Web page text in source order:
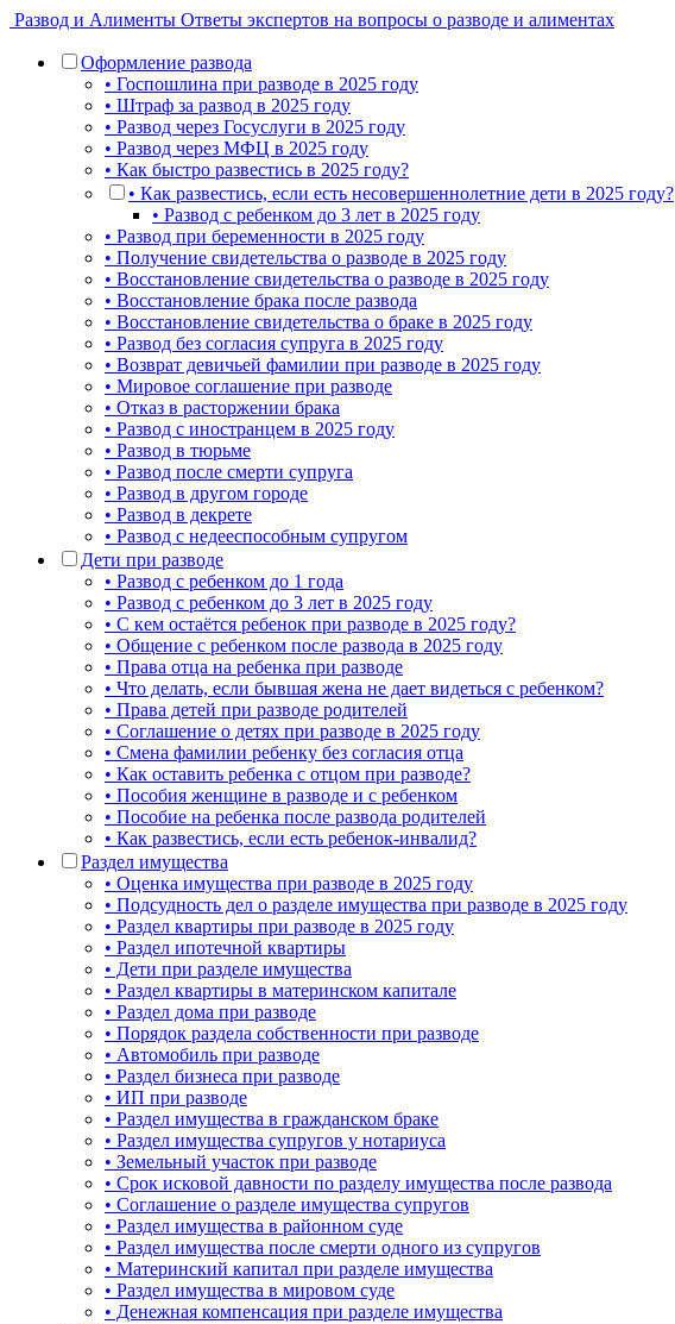
Развод и Алименты Ответы экспертов на вопросы о разводе и алиментах
Оформление развода
• Госпошлина при разводе в 2025 году
• Штраф за развод в 2025 году
• Развод через Госуслуги в 2025 году
• Развод через МФЦ в 2025 году
• Как быстро развестись в 2025 году?
• Как развестись, если есть несовершеннолетние дети в 2025 году?
• Развод с ребенком до 3 лет в 2025 году
• Развод при беременности в 2025 году
• Получение свидетельства о разводе в 2025 году
• Восстановление свидетельства о разводе в 2025 году
• Восстановление брака после развода
• Восстановление свидетельства о браке в 2025 году
• Развод без согласия супруга в 2025 году
• Возврат девичьей фамилии при разводе в 2025 году
• Мировое соглашение при разводе
• Отказ в расторжении брака
• Развод с иностранцем в 2025 году
• Развод в тюрьме
• Развод после смерти супруга
• Развод в другом городе
• Развод в декрете
• Развод с недееспособным супругом
Дети при разводе
• Развод с ребенком до 1 года
• Развод с ребенком до 3 лет в 2025 году
• С кем остаётся ребенок при разводе в 2025 году?
• Общение с ребенком после развода в 2025 году
• Права отца на ребенка при разводе
• Что делать, если бывшая жена не дает видеться с ребенком?
• Права детей при разводе родителей
• Соглашение о детях при разводе в 2025 году
• Смена фамилии ребенку без согласия отца
• Как оставить ребенка с отцом при разводе?
• Пособия женщине в разводе и с ребенком
• Пособие на ребенка после развода родителей
• Как развестись, если есть ребенок-инвалид?
Раздел имущества
• Оценка имущества при разводе в 2025 году
• Подсудность дел о разделе имущества при разводе в 2025 году
• Раздел квартиры при разводе в 2025 году
• Раздел ипотечной квартиры
• Дети при разделе имущества
• Раздел квартиры в материнском капитале
• Раздел дома при разводе
• Порядок раздела собственности при разводе
• Автомобиль при разводе
• Раздел бизнеса при разводе
• ИП при разводе
• Раздел имущества в гражданском браке
• Раздел имущества супругов у нотариуса
• Земельный участок при разводе
• Срок исковой давности по разделу имущества после развода
• Соглашение о разделе имущества супругов
• Раздел имущества в районном суде
• Раздел имущества после смерти одного из супругов
• Материнский капитал при разделе имущества
• Раздел имущества в мировом суде
• Денежная компенсация при разделе имущества